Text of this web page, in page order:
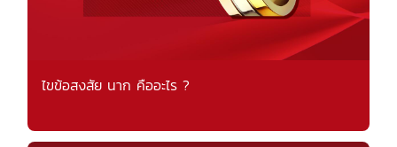
ไขข้อสงสัย นาก คืออะไร ?